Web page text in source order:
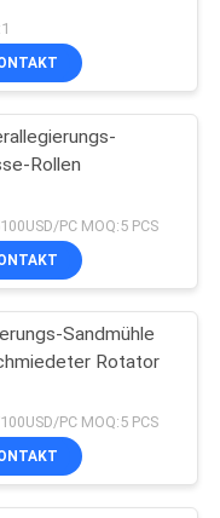
Rollen
PC MOQ:5 PCS
Sandmühle
Rotator
PC MOQ:5 PCS